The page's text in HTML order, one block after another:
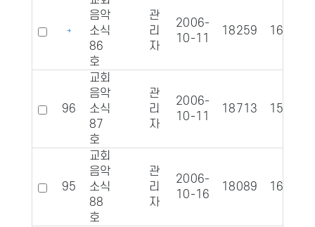
음악
소식
86
호
관
리
자
2006-
10-11
18259 1686
96
교회
음악
소식
87
호
관
리
자
2006-
10-11
18713 1597
95
교회
음악
소식
88
호
관
리
자
2006-
10-16
18089 1657